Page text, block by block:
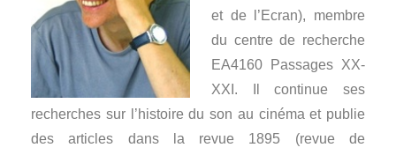
et de l’Ecran), membre
du centre de recherche
EA4160 Passages XX-
XXI. Il continue ses
recherches sur l’histoire du son au cinéma et publie
des articles dans la revue 1895 (revue de